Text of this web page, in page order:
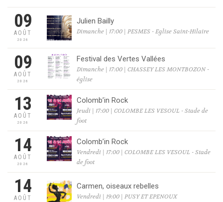
09
AOÛT
2026
Julien Bailly
Dimanche | 17:00 | PESMES - Eglise Saint-Hilaire
09
AOÛT
2026
Festival des Vertes Vallées
Dimanche | 17:00 | CHASSEY LES MONTBOZON -
église
13
AOÛT
2026
Colomb’in Rock
Jeudi | 17:00 | COLOMBE LES VESOUL - Stade de
foot
14
AOÛT
2026
Colomb’in Rock
Vendredi | 17:00 | COLOMBE LES VESOUL - Stade
de foot
14
AOÛT
Carmen, oiseaux rebelles
Vendredi | 19:00 | PUSY ET EPENOUX